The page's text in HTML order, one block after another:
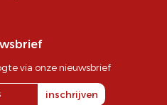
via onze nieuwsbrief
inschrijven